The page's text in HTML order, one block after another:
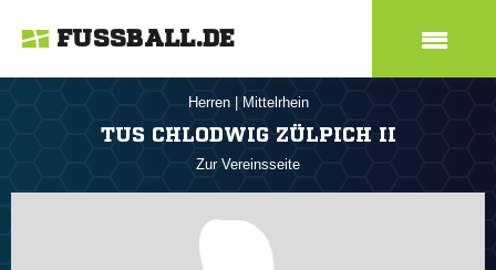
FUSSBALL.DE
Herren Mittelrhein
TUS CHLODWIG ZÜLPICH II
Zur Vereinsseite